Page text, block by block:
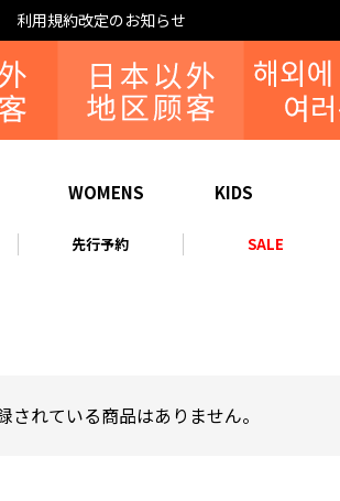
利用規約改定のお知らせ
WOMENS KIDS
先行予約 SALE
されている商品はありません。